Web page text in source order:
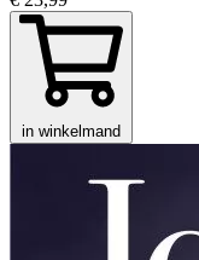
in winkelmand